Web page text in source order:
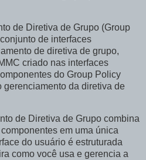
de Diretiva de Grupo (Group
de interfaces
de diretiva de grupo,
criado nas interfaces
do Group Policy
gerenciamento da diretiva de
de Diretiva de Grupo combina
em uma única
do usuário é estruturada
como você usa e gerencia a